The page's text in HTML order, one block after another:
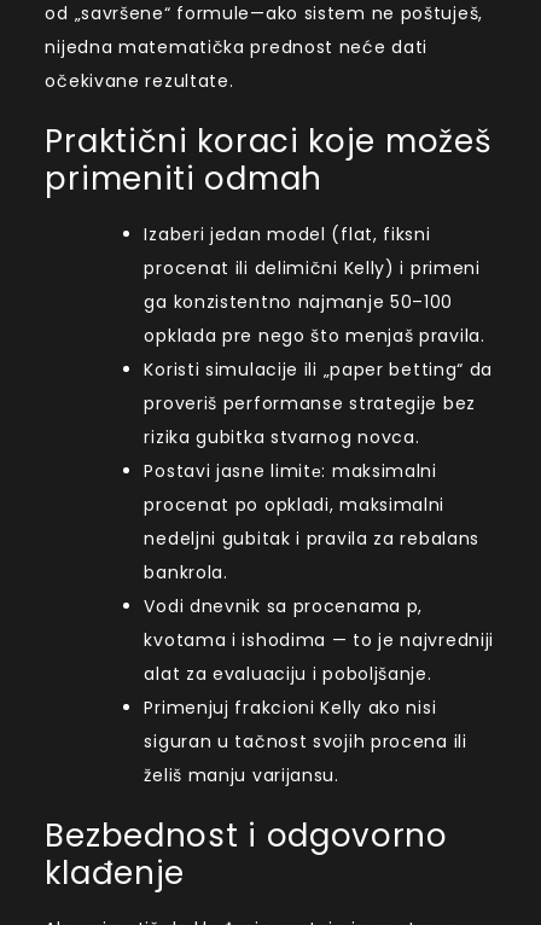
od „savršene“ formule—ako sistem ne poštuješ,
nijedna matematička prednost neće dati
očekivane rezultate.
Praktični koraci koje možeš
primeniti odmah
Izaberi jedan model (flat, fiksni
procenat ili delimični Kelly) i primeni
ga konzistentno najmanje 50–100
opklada pre nego što menjaš pravila.
Koristi simulacije ili „paper betting“ da
proveriš performanse strategije bez
rizika gubitka stvarnog novca.
Postavi jasne limitе: maksimalni
procenat po opkladi, maksimalni
nedeljni gubitak i pravila za rebalans
bankrola.
Vodi dnevnik sa procenama p,
kvotama i ishodima — to je najvredniji
alat za evaluaciju i poboljšanje.
Primenjuj frakcioni Kelly ako nisi
siguran u tačnost svojih procena ili
želiš manju varijansu.
Bezbednost i odgovorno
klađenje